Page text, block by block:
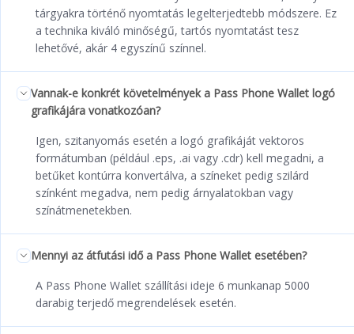
tárgyakra történő nyomtatás legelterjedtebb módszere. Ez
a technika kiváló minőségű, tartós nyomtatást tesz
lehetővé, akár 4 egyszínű színnel.
Vannak-e konkrét követelmények a Pass Phone Wallet logó
grafikájára vonatkozóan?
Igen, szitanyomás esetén a logó grafikáját vektoros
formátumban (például .eps, .ai vagy .cdr) kell megadni, a
betűket kontúrra konvertálva, a színeket pedig szilárd
színként megadva, nem pedig árnyalatokban vagy
színátmenetekben.
Mennyi az átfutási idő a Pass Phone Wallet esetében?
A Pass Phone Wallet szállítási ideje 6 munkanap 5000
darabig terjedő megrendelések esetén.